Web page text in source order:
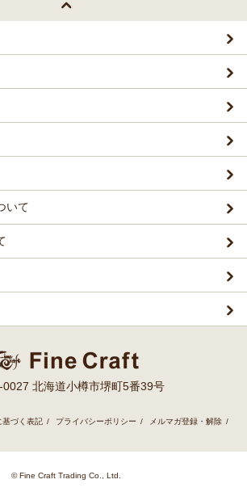
いて
0027 北海道小樽市堺町5番39号
基づく表記 / プライバシーポリシー / メルマガ登録・解除 /
© Fine Craft Trading Co., Ltd.